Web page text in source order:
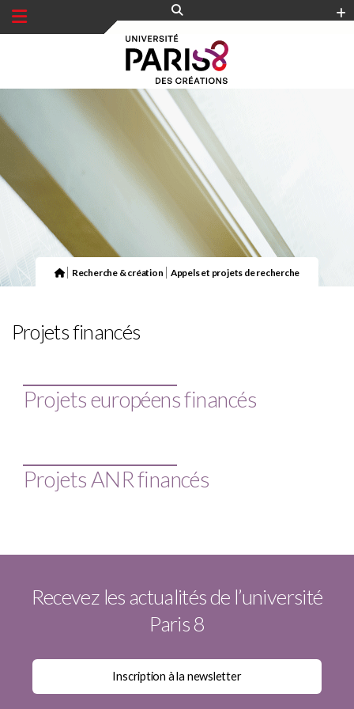
Recherche & création Appels et projets de recherche
Projets financés
Projets européens financés
Projets ANR financés
Recevez les actualités de l’université
Paris 8
Panneau de gestion des cookies